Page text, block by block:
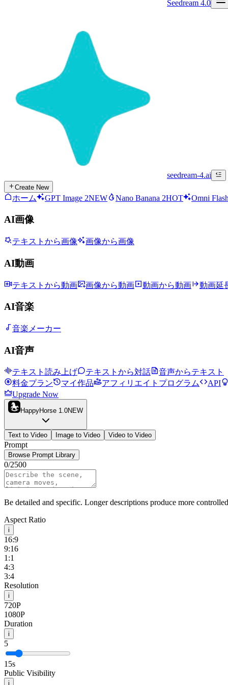
Seedream 4.0
seedream-4.ai
Create New
ホーム GPT Image 2NEW Nano Banana 2HOT Omni Flash
AI画像
テキストから画像 画像から画像
AI動画
テキストから動画 画像から動画 動画から動画 動画延
AI音楽
音楽メーカー
AI音声
テキスト読み上げ テキストから対話
音声からテキスト
料金プラン
マイ作品 アフィリエイトプログラム API
Upgrade Now
HappyHorse 1.0NEW
Text to Video Image to Video Video to Video
Prompt
Browse Prompt Library
0/2500
Be detailed and specific. Longer descriptions produce more
Aspect Ratio
i
16:9
9:16
1:1
4:3
3:4
Resolution
i
720P
1080P
Duration
i
5
15s
Public Visibility
i